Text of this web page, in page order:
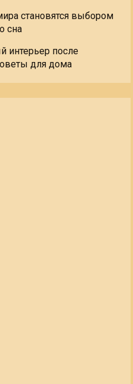
становятся выбором
сна
интерьер после
для дома